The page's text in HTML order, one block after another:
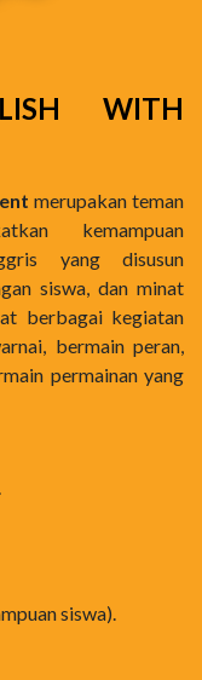
WITH
merupakan teman
kemampuan
yang disusun
siswa, dan minat
berbagai kegiatan
bermain peran,
permainan yang
siswa).